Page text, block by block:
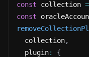
const collection =
const
  collection
,
  plugin
:
{